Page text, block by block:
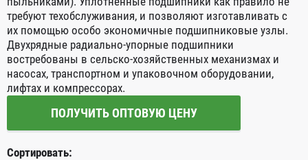
требуют техобслуживания, и позволяют изготавливать с
их помощью особо экономичные подшипниковые узлы.
Двухрядные радиально-упорные подшипники
востребованы в сельско-хозяйственных механизмах и
насосах, транспортном и упаковочном оборудовании,
лифтах и компрессорах.
ПОЛУЧИТЬ ОПТОВУЮ ЦЕНУ
Сортировать: